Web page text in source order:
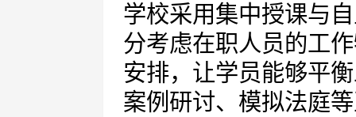
学校采用集中授课与
分考虑在职人员的工
安排，让学员能够平
案例研讨、模拟法庭